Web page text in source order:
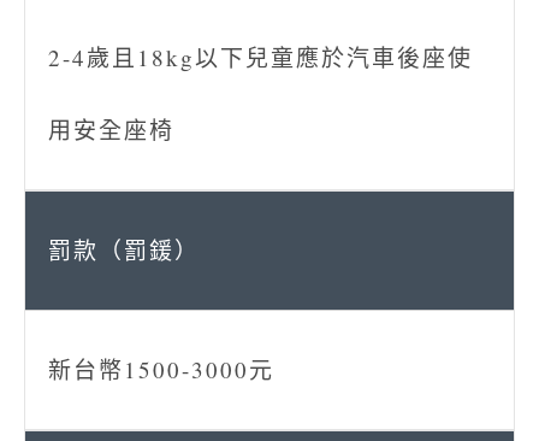
2-4歲且18kg以下兒童應於汽車後座使
用安全座椅
新台幣1500-3000元